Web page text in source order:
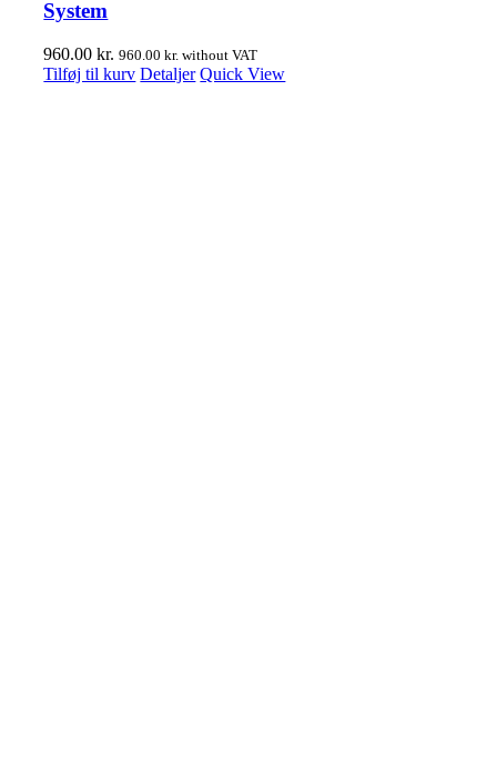
System
960.00kr. 960.00kr. without VAT
Tilføj til kurv Detaljer Quick View